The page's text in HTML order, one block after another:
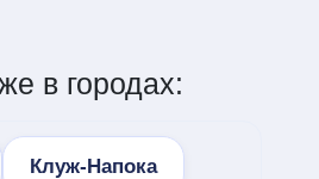
в городах:
Клуж-Напока